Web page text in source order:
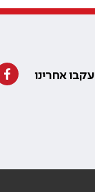
עקבו אחרינו